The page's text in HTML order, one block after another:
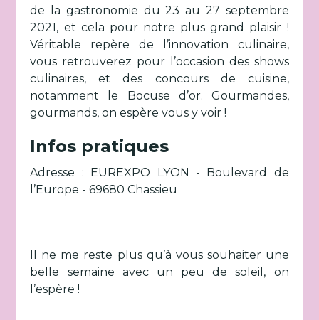
de la gastronomie du 23 au 27 septembre
2021, et cela pour notre plus grand plaisir !
Véritable repère de l’innovation culinaire,
vous retrouverez pour l’occasion des shows
culinaires, et des concours de cuisine,
notamment le Bocuse d’or. Gourmandes,
gourmands, on espère vous y voir !
Infos pratiques
Adresse : EUREXPO LYON - Boulevard de
l’Europe - 69680 Chassieu
Il ne me reste plus qu’à vous souhaiter une
belle semaine avec un peu de soleil, on
l’espère !